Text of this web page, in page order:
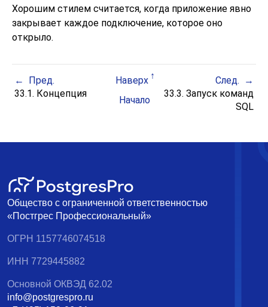
Хорошим стилем считается, когда приложение явно
закрывает каждое подключение, которое оно
открыло.
Пред. Наверх
След.
33.1. Концепция
Начало
33.3. Запуск команд
SQL
Общество с ограниченной ответственностью
«Постгрес Профессиональный»
ОГРН 1157746074518
ИНН 7729445882
Основной ОКВЭД 62.02
info@postgrespro.ru